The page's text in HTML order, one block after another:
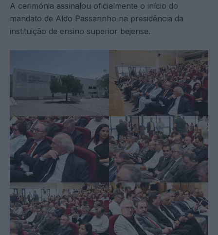
A cerimónia assinalou oficialmente o início do
mandato de Aldo Passarinho na presidência da
instituição de ensino superior bejense.